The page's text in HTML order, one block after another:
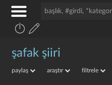
şafak şiiri
paylaş araştır filtrele